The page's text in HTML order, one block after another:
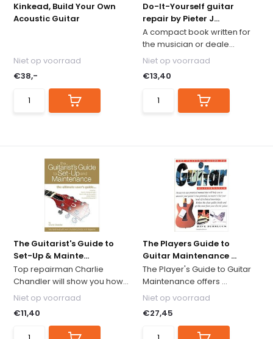
Kinkead, Build Your Own
Acoustic Guitar
Niet op voorraad
€38,-
Do-It-Yourself guitar
repair by Pieter J...
A compact book written for
the musician or deale...
Niet op voorraad
€13,40
The Guitarist's Guide to
Set-Up & Mainte...
Top repairman Charlie
Chandler will show you how...
Niet op voorraad
€11,40
The Players Guide to
Guitar Maintenance ...
The Player's Guide to Guitar
Maintenance offers ...
Niet op voorraad
€27,45